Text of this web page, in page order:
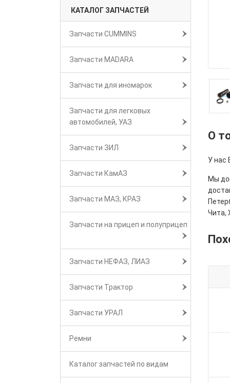
КАТАЛОГ ЗАПЧАСТЕЙ
Запчасти CUMMINS
Запчасти MADARA
Запчасти для иномарок
Запчасти для легковых
автомобилей, УАЗ
Запчасти ЗИЛ
Запчасти КамАЗ
Запчасти МАЗ, КРАЗ
Запчасти на прицеп и полуприцеп
Запчасти НЕФАЗ, ЛИАЗ
Запчасти Трактор
Запчасти УРАЛ
Ремни
Каталог запчастей по видам
О
У нас
Мы
Чита,